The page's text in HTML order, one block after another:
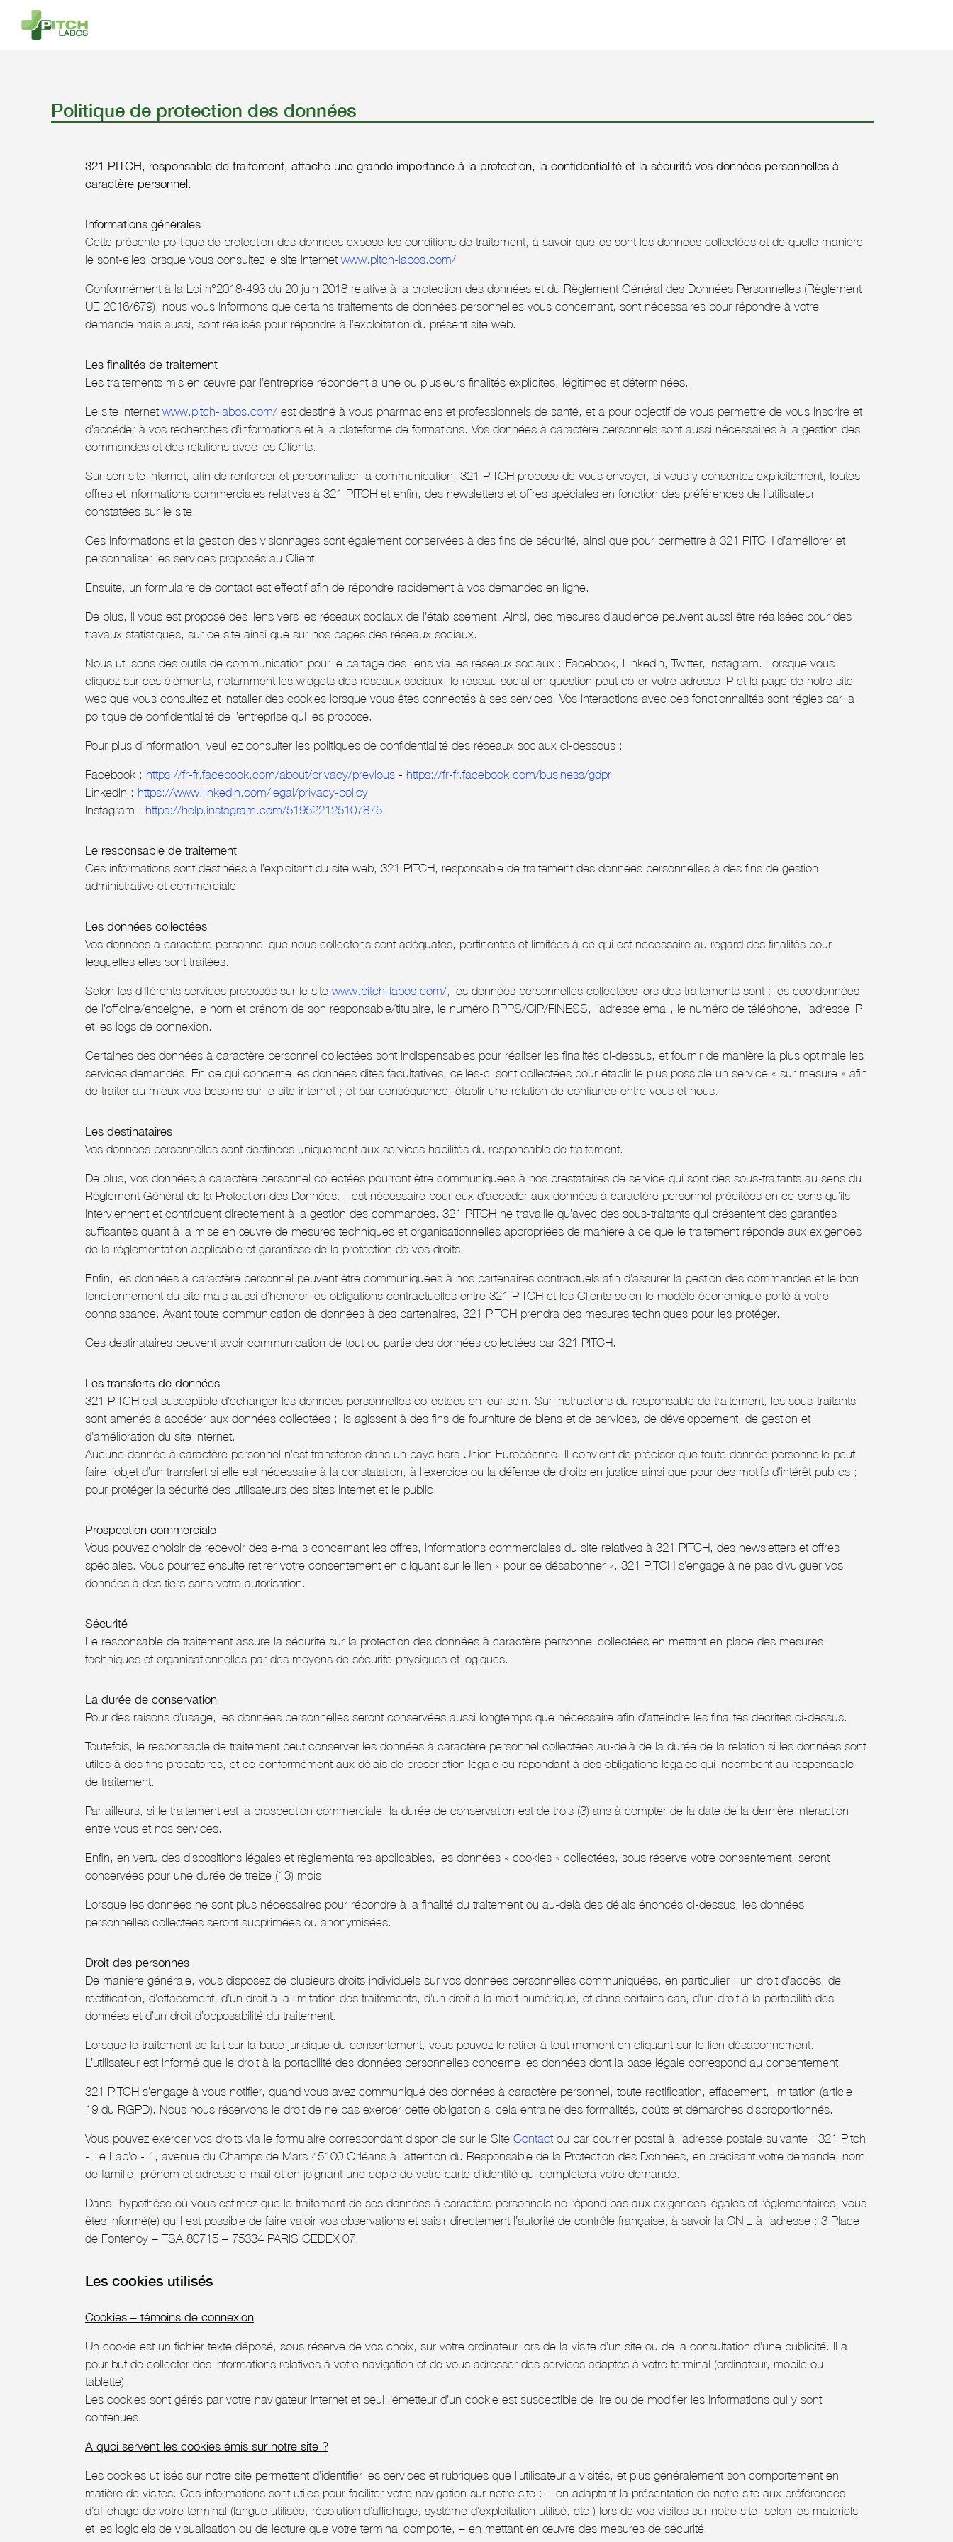
Politique de protection des données
321 PITCH, responsable de traitement, attache une grande importance à la protection, la confidentialité et la sécurité vos données personnelles à
caractère personnel.
Informations générales
Cette présente politique de protection des données expose les conditions de traitement, à savoir quelles sont les données collectées et de quelle manière
le sont-elles lorsque vous consultez le site internetwww.pitch-labos.com/
Conformément à la Loi n°2018-493 du 20 juin 2018 relative à la protection des données et du Règlement Général des Données Personnelles (Règlement
UE 2016/679), nous vous informons que certains traitements de données personnelles vous concernant, sont nécessaires pour répondre à votre
demande mais aussi, sont réalisés pour répondre à l’exploitation du présent site web.
Les finalités de traitement
Les traitements mis en œuvre par l’entreprise répondent à une ou plusieurs finalités explicites, légitimes et déterminées.
Le site internetwww.pitch-labos.com/ est destiné à vous pharmaciens et professionnels de santé, et a pour objectif de vous permettre de vous inscrire et
d’accéder à vos recherches d’informations et à la plateforme de formations. Vos données à caractère personnels sont aussi nécessaires à la gestion des
commandes et des relations avec les Clients.
Sur son site internet, afin de renforcer et personnaliser la communication, 321 PITCH propose de vous envoyer, si vous y consentez explicitement, toutes
offres et informations commerciales relatives à 321 PITCH et enfin, des newsletters et offres spéciales en fonction des préférences de l’utilisateur
constatées sur le site.
Ces informations et la gestion des visionnages sont également conservées à des fins de sécurité, ainsi que pour permettre à 321 PITCH d’améliorer et
personnaliser les services proposés au Client.
Ensuite, un formulaire de contact est effectif afin de répondre rapidement à vos demandes en ligne.
De plus, il vous est proposé des liens vers les réseaux sociaux de l’établissement. Ainsi, des mesures d’audience peuvent aussi être réalisées pour des
travaux statistiques, sur ce site ainsi que sur nos pages des réseaux sociaux.
Nous utilisons des outils de communication pour le partage des liens via les réseaux sociaux : Facebook, LinkedIn, Twitter, Instagram. Lorsque vous
cliquez sur ces éléments, notamment les widgets des réseaux sociaux, le réseau social en question peut coller votre adresse IP et la page de notre site
web que vous consultez et installer des cookies lorsque vous êtes connectés à ses services. Vos interactions avec ces fonctionnalités sont régies par la
politique de confidentialité de l’entreprise qui les propose.
Pour plus d’information, veuillez consulter les politiques de confidentialité des réseaux sociaux ci-dessous :
Facebook : https://fr-fr.facebook.com/about/privacy/previous - https://fr-fr.facebook.com/business/gdpr
LinkedIn : https://www.linkedin.com/legal/privacy-policy
Instagram : https://help.instagram.com/519522125107875
Le responsable de traitement
Ces informations sont destinées à l’exploitant du site web, 321 PITCH, responsable de traitement des données personnelles à des fins de gestion
administrative et commerciale.
Les données collectées
Vos données à caractère personnel que nous collectons sont adéquates, pertinentes et limitées à ce qui est nécessaire au regard des finalités pour
lesquelles elles sont traitées.
Selon les différents services proposés sur le site www.pitch-labos.com/, les données personnelles collectées lors des traitements sont : les coordonnées
de l’officine/enseigne, le nom et prénom de son responsable/titulaire, le numéro RPPS/CIP/FINESS, l’adresse email, le numéro de téléphone, l’adresse IP
et les logs de connexion.
Certaines des données à caractère personnel collectées sont indispensables pour réaliser les finalités ci-dessus, et fournir de manière la plus optimale les
services demandés. En ce qui concerne les données dites facultatives, celles-ci sont collectées pour établir le plus possible un service « sur mesure » afin
de traiter au mieux vos besoins sur le site internet ; et par conséquence, établir une relation de confiance entre vous et nous.
Les destinataires
Vos données personnelles sont destinées uniquement aux services habilités du responsable de traitement.
De plus, vos données à caractère personnel collectées pourront être communiquées à nos prestataires de service qui sont des sous-traitants au sens du
Règlement Général de la Protection des Données. Il est nécessaire pour eux d’accéder aux données à caractère personnel précitées en ce sens qu’ils
interviennent et contribuent directement à la gestion des commandes. 321 PITCH ne travaille qu’avec des sous-traitants qui présentent des garanties
suffisantes quant à la mise en œuvre de mesures techniques et organisationnelles appropriées de manière à ce que le traitement réponde aux exigences
de la réglementation applicable et garantisse de la protection de vos droits.
Enfin, les données à caractère personnel peuvent être communiquées à nos partenaires contractuels afin d’assurer la gestion des commandes et le bon
fonctionnement du site mais aussi d’honorer les obligations contractuelles entre 321 PITCH et les Clients selon le modèle économique porté à votre
connaissance. Avant toute communication de données à des partenaires, 321 PITCH prendra des mesures techniques pour les protéger.
Ces destinataires peuvent avoir communication de tout ou partie des données collectées par 321 PITCH.
Les transferts de données
321 PITCH est susceptible d’échanger les données personnelles collectées en leur sein. Sur instructions du responsable de traitement, les sous-traitants
sont amenés à accéder aux données collectées ; ils agissent à des fins de fourniture de biens et de services, de développement, de gestion et
d’amélioration du site internet.
Aucune donnée à caractère personnel n’est transférée dans un pays hors Union Européenne. Il convient de préciser que toute donnée personnelle peut
faire l’objet d’un transfert si elle est nécessaire à la constatation, à l’exercice ou la défense de droits en justice ainsi que pour des motifs d’intérêt publics ;
pour protéger la sécurité des utilisateurs des sites internet et le public.
Prospection commerciale
Vous pouvez choisir de recevoir des e-mails concernant les offres, informations commerciales du site relatives à 321 PITCH, des newsletters et offres
spéciales. Vous pourrez ensuite retirer votre consentement en cliquant sur le lien « pour se désabonner ». 321 PITCH s’engage à ne pas divulguer vos
données à des tiers sans votre autorisation.
Sécurité
Le responsable de traitement assure la sécurité sur la protection des données à caractère personnel collectées en mettant en place des mesures
techniques et organisationnelles par des moyens de sécurité physiques et logiques.
La durée de conservation
Pour des raisons d’usage, les données personnelles seront conservées aussi longtemps que nécessaire afin d’atteindre les finalités décrites ci-dessus.
Toutefois, le responsable de traitement peut conserver les données à caractère personnel collectées au-delà de la durée de la relation si les données sont
utiles à des fins probatoires, et ce conformément aux délais de prescription légale ou répondant à des obligations légales qui incombent au responsable
de traitement.
Par ailleurs, si le traitement est la prospection commerciale, la durée de conservation est de trois (3) ans à compter de la date de la dernière interaction
entre vous et nos services.
Enfin, en vertu des dispositions légales et règlementaires applicables, les données « cookies » collectées, sous réserve votre consentement, seront
conservées pour une durée de treize (13) mois.
Lorsque les données ne sont plus nécessaires pour répondre à la finalité du traitement ou au-delà des délais énoncés ci-dessus, les données
personnelles collectées seront supprimées ou anonymisées.
Droit des personnes
De manière générale, vous disposez de plusieurs droits individuels sur vos données personnelles communiquées, en particulier : un droit d’accès, de
rectification, d’effacement, d’un droit à la limitation des traitements, d’un droit à la mort numérique, et dans certains cas, d’un droit à la portabilité des
données et d’un droit d’opposabilité du traitement.
Lorsque le traitement se fait sur la base juridique du consentement, vous pouvez le retirer à tout moment en cliquant sur le lien désabonnement.
L’utilisateur est informé que le droit à la portabilité des données personnelles concerne les données dont la base légale correspond au consentement.
321 PITCH s’engage à vous notifier, quand vous avez communiqué des données à caractère personnel, toute rectification, effacement, limitation (article
19 du RGPD). Nous nous réservons le droit de ne pas exercer cette obligation si cela entraine des formalités, coûts et démarches disproportionnés.
Vous pouvez exercer vos droits via le formulaire correspondant disponible sur le Site Contactou par courrier postal à l’adresse postale suivante : 321 Pitch
- Le Lab’o - 1, avenue du Champs de Mars 45100 Orléans à l’attention du Responsable de la Protection des Données, en précisant votre demande, nom
de famille, prénom et adresse e-mail et en joignant une copie de votre carte d’identité qui complètera votre demande.
Dans l’hypothèse où vous estimez que le traitement de ses données à caractère personnels ne répond pas aux exigences légales et réglementaires, vous
êtes informé(e) qu’il est possible de faire valoir vos observations et saisir directement l’autorité de contrôle française, à savoir la CNIL à l’adresse : 3 Place
de Fontenoy – TSA 80715 – 75334 PARIS CEDEX 07.
Les cookies utilisés
Cookies – témoins de connexion
Un cookie est un fichier texte déposé, sous réserve de vos choix, sur votre ordinateur lors de la visite d’un site ou de la consultation d’une publicité. Il a
pour but de collecter des informations relatives à votre navigation et de vous adresser des services adaptés à votre terminal (ordinateur, mobile ou
tablette).
Les cookies sont gérés par votre navigateur internet et seul l’émetteur d’un cookie est susceptible de lire ou de modifier les informations qui y sont
contenues.
A quoi servent les cookies émis sur notre site ?
Les cookies utilisés sur notre site permettent d’identifier les services et rubriques que l’utilisateur a visités, et plus généralement son comportement en
matière de visites. Ces informations sont utiles pour faciliter votre navigation sur notre site : – en adaptant la présentation de notre site aux préférences
d’affichage de votre terminal (langue utilisée, résolution d’affichage, système d’exploitation utilisé, etc.) lors de vos visites sur notre site, selon les matériels
et les logiciels de visualisation ou de lecture que votre terminal comporte, – en mettant en œuvre des mesures de sécurité.